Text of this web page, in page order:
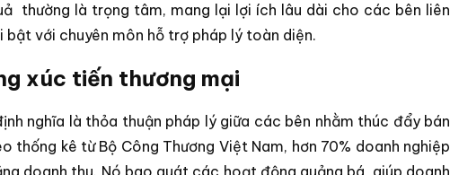
thường là trọng tâm, mang lại lợi ích lâu dài cho các bên liên
bật với chuyên môn hỗ trợ pháp lý toàn diện.
xúc tiến thương mại
nghĩa là thỏa thuận pháp lý giữa các bên nhằm thúc đẩy bán
thống kê từ Bộ Công Thương Việt Nam, hơn 70% doanh nghiệp